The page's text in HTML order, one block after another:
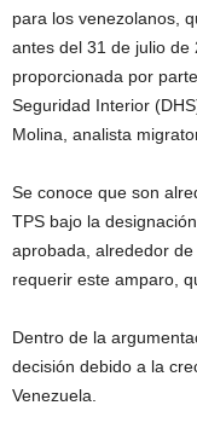
para los venezolanos,
antes del 31 de julio de
proporcionada por
Seguridad Interior
Molina, analista
Se conoce que son
TPS bajo la
aprobada, alrededor
requerir este amparo,
Dentro de la
decisión debido a la
Venezuela.